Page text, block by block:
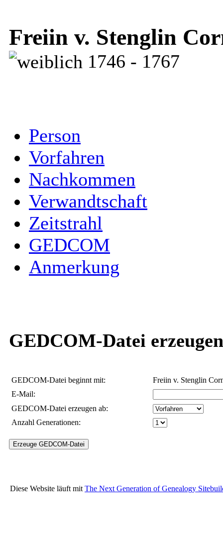
Freiin v. Stenglin
1746 - 1767
Person
Vorfahren
Nachkommen
Verwandtschaft
Zeitstrahl
GEDCOM
Anmerkung
GEDCOM-Datei erzeugen
GEDCOM-Datei beginnt mit:
Freiin v. Stenglin
E-Mail:
GEDCOM-Datei erzeugen ab:
Anzahl Generationen:
Diese Website läuft mit The Next Generation of Genealogy